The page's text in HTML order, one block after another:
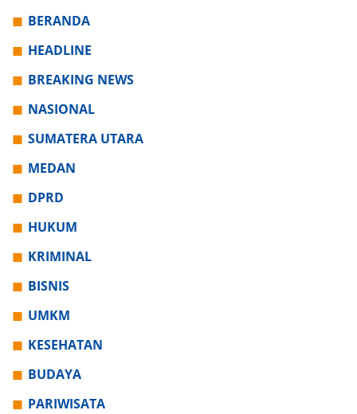
BERANDA
HEADLINE
BREAKING NEWS
NASIONAL
SUMATERA UTARA
MEDAN
DPRD
HUKUM
KRIMINAL
BISNIS
UMKM
KESEHATAN
BUDAYA
PARIWISATA